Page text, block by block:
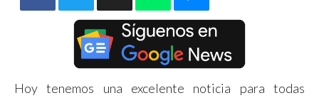
Hoy tenemos una excelente noticia para todas